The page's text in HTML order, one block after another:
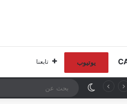
يوتيوب تابعنا
الوضع المظلم